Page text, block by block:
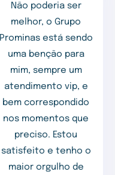
Não poderia ser
melhor, o Grupo
Prominas está sendo
uma benção para
mim, sempre um
atendimento vip, e
bem correspondido
nos momentos que
preciso. Estou
satisfeito e tenho o
maior orgulho de